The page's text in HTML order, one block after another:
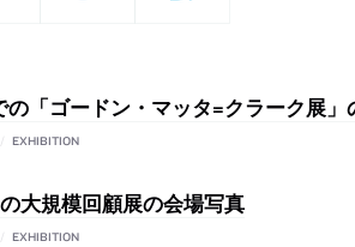
「ゴードン・マッタ=クラーク展」
EXHIBITION
大規模回顧展の会場写真
EXHIBITION